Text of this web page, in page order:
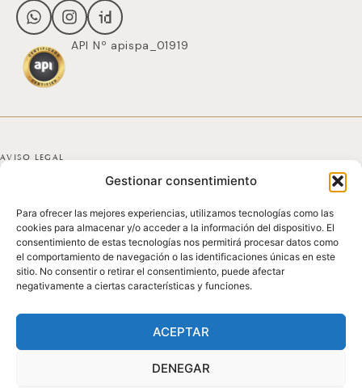
Gestionar consentimiento
Para ofrecer las mejores experiencias, utilizamos tecnologías como las
cookies para almacenar y/o acceder a la información del dispositivo. El
consentimiento de estas tecnologías nos permitirá procesar datos como
el comportamiento de navegación o las identificaciones únicas en este
sitio. No consentir o retirar el consentimiento, puede afectar
negativamente a ciertas características y funciones.
ACEPTAR
DENEGAR
API Nº apispa_01919
AVISO LEGAL
POLÍTICA DE COOKIES
DECLARACIÓN DE ACCESIBILIDAD
MAPA DEL SITIO
© 2025 GICONDA DEL POZO